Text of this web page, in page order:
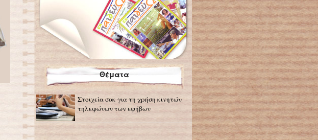
Θέματα
Στοιχεία σοκ για τη χρήση κινητών
τηλεφώνων των εφήβων